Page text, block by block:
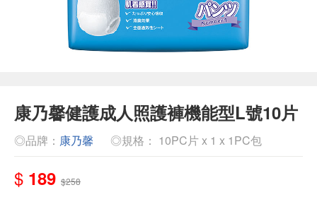
康乃馨健護成人照護褲機能型L號10片
◎品牌： 康乃馨 ◎規格： 10PC片 x 1 x 1PC包
$ 189 $258